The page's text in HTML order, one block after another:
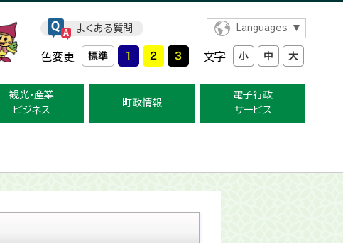
よくある質問 Languages
色変更 文字
観光・産業
ビジネス
町政情報
電子行政
サービス